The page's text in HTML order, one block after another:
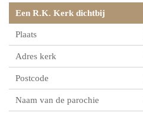
Een R.K. Kerk dichtbij
Plaats
Adres kerk
Postcode
Naam van de parochie